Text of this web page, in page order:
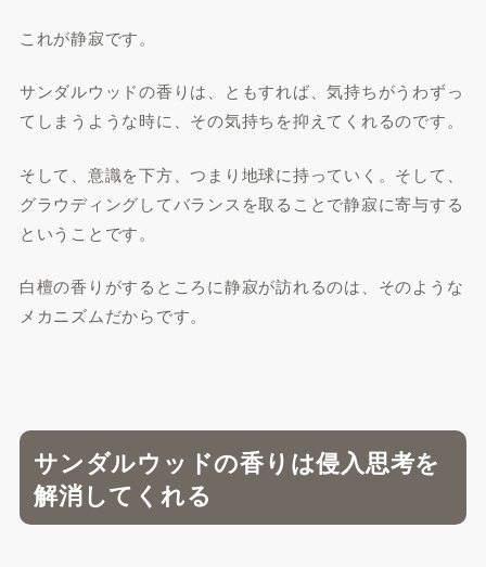
これが静寂です。
サンダルウッドの香りは、ともすれば、気持ちがうわずっ
てしまうような時に、その気持ちを抑えてくれるのです。
そして、意識を下方、つまり地球に持っていく。そして、
グラウディングしてバランスを取ることで静寂に寄与する
ということです。
白檀の香りがするところに静寂が訪れるのは、そのような
メカニズムだからです。
サンダルウッドの香りは侵入思考を
解消してくれる